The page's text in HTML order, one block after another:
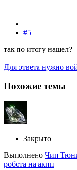
#5
так по итогу нашел?
Для ответа нужно
Похожие темы
Закрыто
Выполнено Чип
робота на акпп